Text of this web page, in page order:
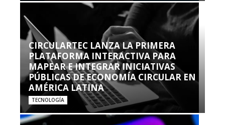
CIRCULARTEC LANZA LA PRIMERA
PLATAFORMA INTERACTIVA PARA
MAPEAR E INTEGRAR INICIATIVAS
PÚBLICAS DE ECONOMÍA CIRCULAR EN
AMÉRICA LATINA
TECNOLOGÍA